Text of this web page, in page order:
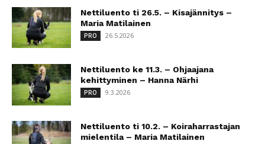
Nettiluento ti 26.5. – Kisajännitys –
Maria Matilainen
PRO 26.5.2026
Nettiluento ke 11.3. – Ohjaajana
kehittyminen – Hanna Närhi
PRO 9.3.2026
Nettiluento ti 10.2. – Koiraharrastajan
mielentila – Maria Matilainen